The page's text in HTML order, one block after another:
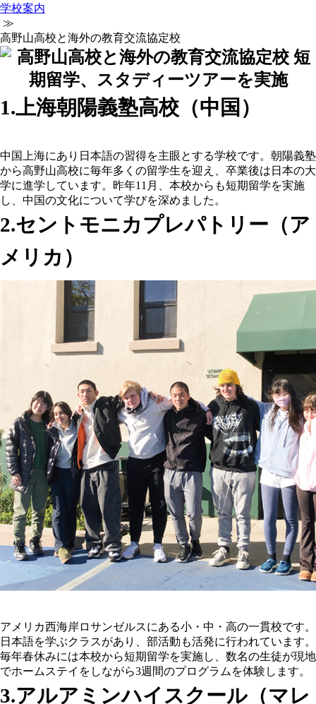
学校案内
≫
高野山高校と海外の教育交流協定校
1.上海朝陽義塾高校（中国）
中国上海にあり日本語の習得を主眼とする学校です。朝陽義塾
から高野山高校に毎年多くの留学生を迎え、卒業後は日本の大
学に進学しています。昨年11月、本校からも短期留学を実施
し、中国の文化について学びを深めました。
2.セントモニカプレパトリー（ア
メリカ）
アメリカ西海岸ロサンゼルスにある小・中・高の一貫校です。
日本語を学ぶクラスがあり、部活動も活発に行われています。
毎年春休みには本校から短期留学を実施し、数名の生徒が現地
でホームステイをしながら3週間のプログラムを体験します。
3.アルアミンハイスクール（マレ